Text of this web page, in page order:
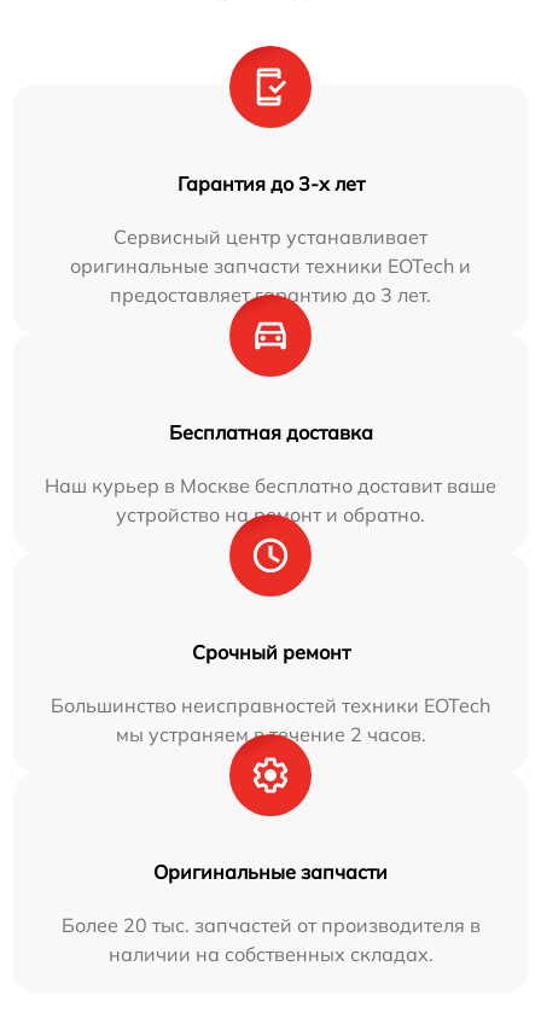
Гарантия до 3-х лет
Сервисный центр устанавливает
оригинальные запчасти техники EOTech и
предоставляет гарантию до 3 лет.
Бесплатная доставка
Наш курьер в Москве бесплатно доставит ваше
устройство на ремонт и обратно.
Срочный ремонт
Большинство неисправностей техники EOTech
мы устраняем в течение 2 часов.
Оригинальные запчасти
Более 20 тыс. запчастей от производителя в
наличии на собственных складах.